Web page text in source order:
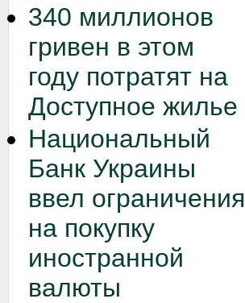
340 миллионов
гривен в этом
году потратят на
Доступное жилье
Национальный
Банк Украины
ввел ограничения
на покупку
иностранной
валюты